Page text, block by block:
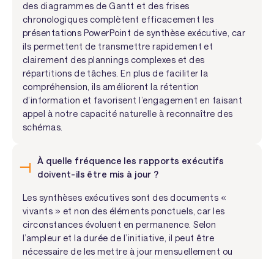
des diagrammes de Gantt et des frises
chronologiques complètent efficacement les
présentations PowerPoint de synthèse exécutive, car
ils permettent de transmettre rapidement et
clairement des plannings complexes et des
répartitions de tâches. En plus de faciliter la
compréhension, ils améliorent la rétention
d’information et favorisent l’engagement en faisant
appel à notre capacité naturelle à reconnaître des
schémas.
À quelle fréquence les rapports exécutifs
doivent-ils être mis à jour ?
Les synthèses exécutives sont des documents «
vivants » et non des éléments ponctuels, car les
circonstances évoluent en permanence. Selon
l’ampleur et la durée de l’initiative, il peut être
nécessaire de les mettre à jour mensuellement ou